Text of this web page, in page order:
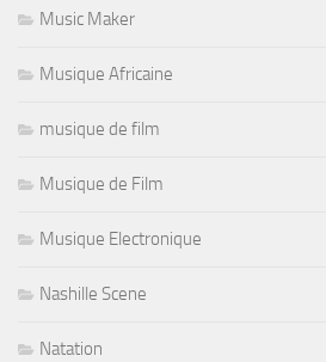
Music Maker
Musique Africaine
musique de film
Musique de Film
Musique Electronique
Nashille Scene
Natation